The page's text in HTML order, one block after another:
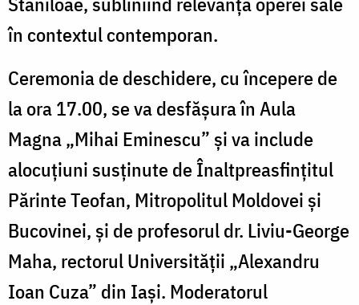
în contextul contemporan.
Ceremonia de deschidere, cu începere de
la ora 17.00, se va desfășura în Aula
Magna „Mihai Eminescu” și va include
alocuțiuni susținute de Înaltpreasfințitul
Părinte Teofan, Mitropolitul Moldovei și
Bucovinei, și de profesorul dr. Liviu-George
Maha, rectorul Universității „Alexandru
Ioan Cuza” din Iași. Moderatorul